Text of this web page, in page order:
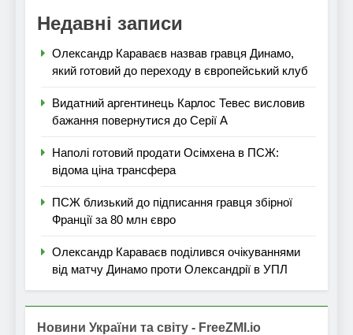
Недавні записи
Олександр Караваєв назвав гравця Динамо,
який готовий до переходу в європейський клуб
Видатний аргентинець Карлос Тевес висловив
бажання повернутися до Серії А
Наполі готовий продати Осімхена в ПСЖ:
відома ціна трансфера
ПСЖ близький до підписання гравця збірної
Франції за 80 млн євро
Олександр Караваєв поділився очікуваннями
від матчу Динамо проти Олександрії в УПЛ
Новини України та світу - FreeZMI.io